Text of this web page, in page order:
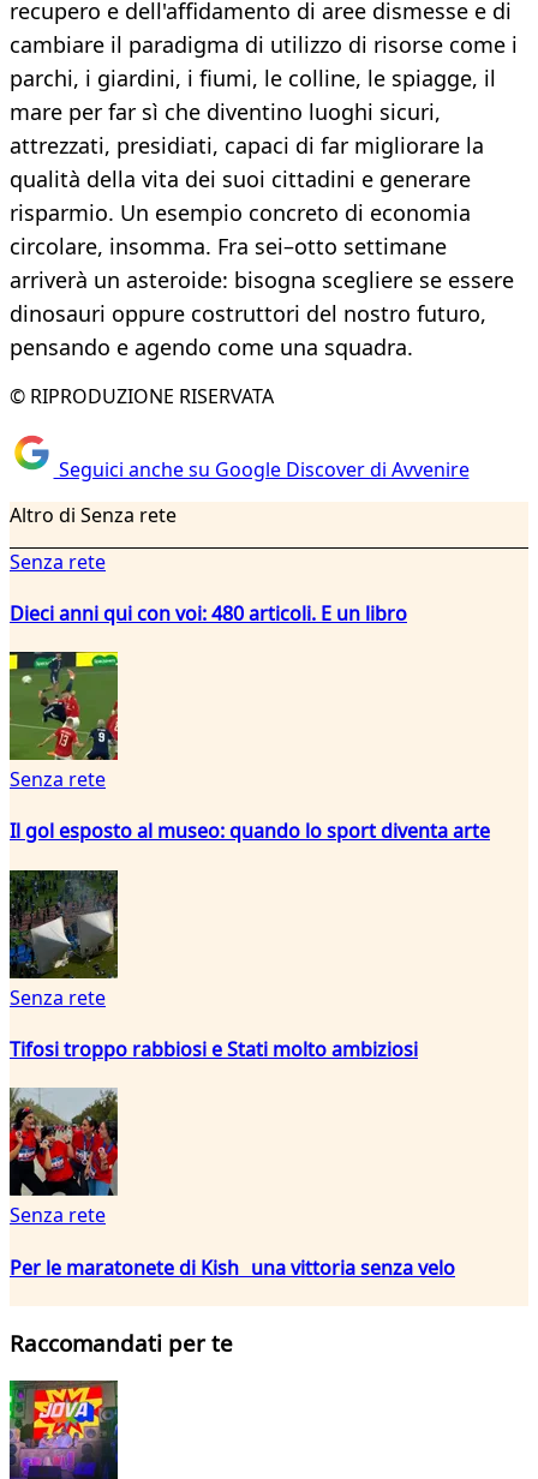
recupero e dell'affidamento di aree dismesse e di
cambiare il paradigma di utilizzo di risorse come i
parchi, i giardini, i fiumi, le colline, le spiagge, il
mare per far sì che diventino luoghi sicuri,
attrezzati, presidiati, capaci di far migliorare la
qualità della vita dei suoi cittadini e generare
risparmio. Un esempio concreto di economia
circolare, insomma. Fra sei–otto settimane
arriverà un asteroide: bisogna scegliere se essere
dinosauri oppure costruttori del nostro futuro,
pensando e agendo come una squadra.
© RIPRODUZIONE RISERVATA
Seguici anche su Google Discover di Avvenire
Altro di Senza rete
Senza rete
Dieci anni qui con voi: 480 articoli. E un libro
Senza rete
Il gol esposto al museo: quando lo sport diventa arte
Senza rete
Tifosi troppo rabbiosi e Stati molto ambiziosi
Senza rete
Per le maratonete di Kish una vittoria senza velo
Raccomandati per te